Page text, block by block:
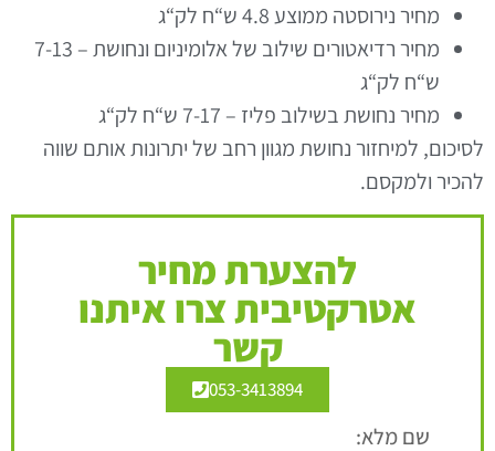
מחיר נירוסטה ממוצע4.8ש“ח לק“ג
מחיר רדיאטורים שילוב של אלומיניום ונחושת– 7-13
ש“ח לק“ג
מחיר נחושת בשילוב פליז – 7-17 ש“ח לק“ג
לסיכום, למיחזור נחושת מגוון רחב של יתרונות אותם שווה
להכיר ולמקסם.
להצערת מחיר
אטרקטיבית צרו איתנו
קשר
053-3413894